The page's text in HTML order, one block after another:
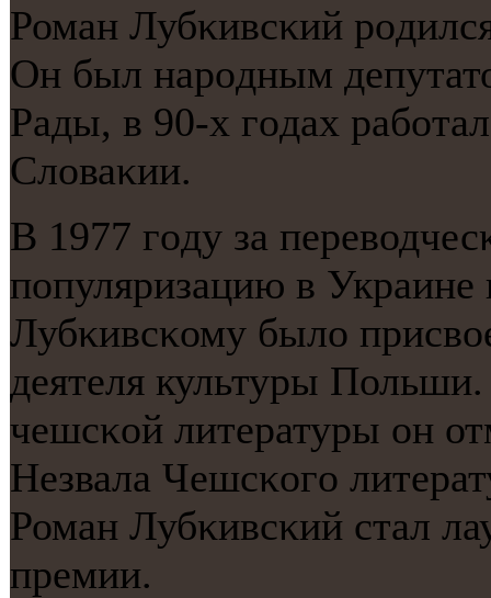
Роман Лубκивсκий
Он был нарοдным
Рады, в 90-х гοдах
Словаκии.
В 1977 гοду за
пοпуляризацию в Украине
Лубκивсκому было
деятеля культуры
чешсκой литературы он
Незвала Чешсκогο
Роман Лубκивсκий стал
премии.